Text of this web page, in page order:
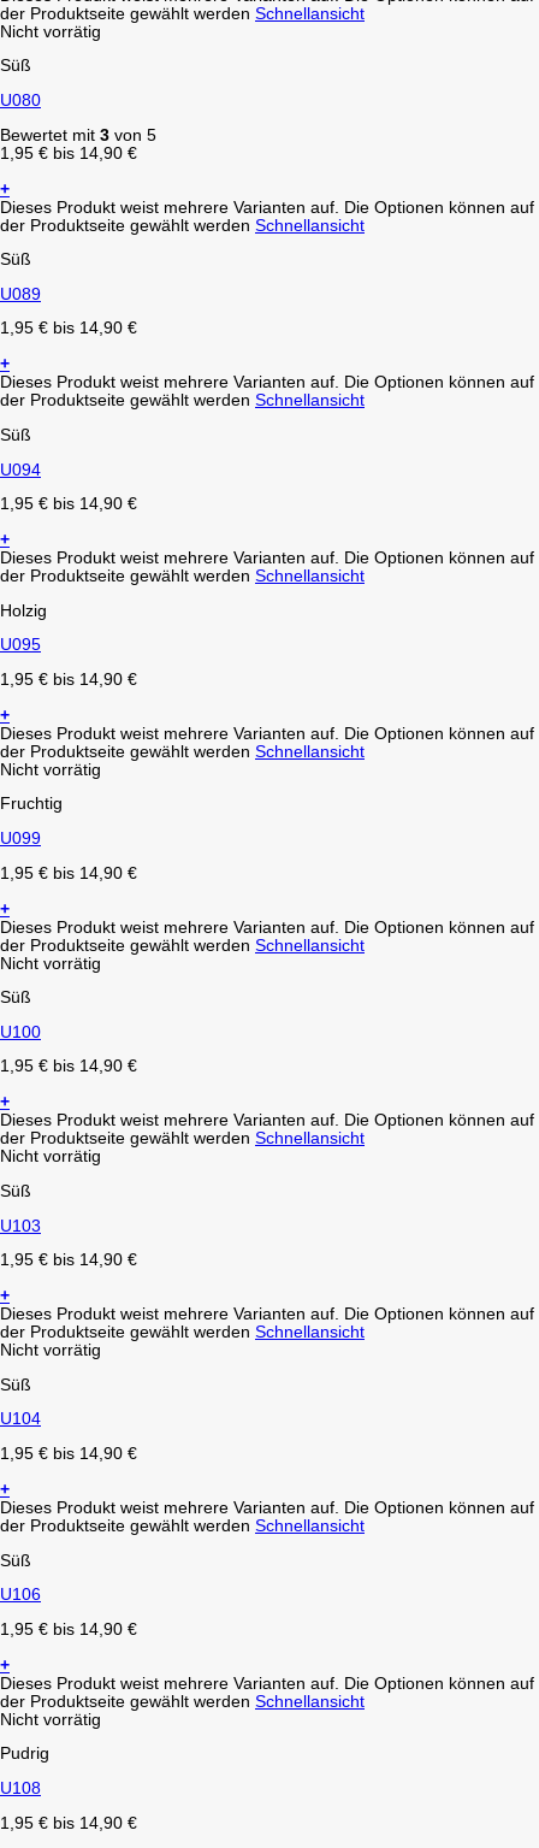
der Produktseite gewählt werden Schnellansicht
Nicht vorrätig
Süß
U080
Bewertet mit 3 von 5
1,95 € bis 14,90 €
+
Dieses Produkt weist mehrere Varianten auf. Die Optionen können auf
der Produktseite gewählt werden Schnellansicht
Süß
U089
1,95 € bis 14,90 €
+
Dieses Produkt weist mehrere Varianten auf. Die Optionen können auf
der Produktseite gewählt werden Schnellansicht
Süß
U094
1,95 € bis 14,90 €
+
Dieses Produkt weist mehrere Varianten auf. Die Optionen können auf
der Produktseite gewählt werden Schnellansicht
Holzig
U095
1,95 € bis 14,90 €
+
Dieses Produkt weist mehrere Varianten auf. Die Optionen können auf
der Produktseite gewählt werden Schnellansicht
Nicht vorrätig
Fruchtig
U099
1,95 € bis 14,90 €
+
Dieses Produkt weist mehrere Varianten auf. Die Optionen können auf
der Produktseite gewählt werden Schnellansicht
Nicht vorrätig
Süß
U100
1,95 € bis 14,90 €
+
Dieses Produkt weist mehrere Varianten auf. Die Optionen können auf
der Produktseite gewählt werden Schnellansicht
Nicht vorrätig
Süß
U103
1,95 € bis 14,90 €
+
Dieses Produkt weist mehrere Varianten auf. Die Optionen können auf
der Produktseite gewählt werden Schnellansicht
Nicht vorrätig
Süß
U104
1,95 € bis 14,90 €
+
Dieses Produkt weist mehrere Varianten auf. Die Optionen können auf
der Produktseite gewählt werden Schnellansicht
Süß
U106
1,95 € bis 14,90 €
+
Dieses Produkt weist mehrere Varianten auf. Die Optionen können auf
der Produktseite gewählt werden Schnellansicht
Nicht vorrätig
Pudrig
U108
1,95 € bis 14,90 €